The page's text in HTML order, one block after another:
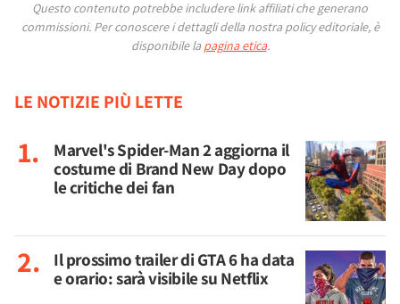
Questo contenuto potrebbe includere link affiliati che generano
commissioni. Per conoscere i dettagli della nostra policy editoriale, è
disponibile la pagina etica.
LE NOTIZIE PIÙ LETTE
Marvel's Spider-Man 2 aggiorna il
costume di Brand New Day dopo
le critiche dei fan
Il prossimo trailer di GTA 6 ha data
e orario: sarà visibile su Netflix